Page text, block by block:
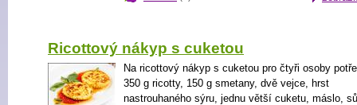
Ricottový nákyp s cuketou
Na ricottový nákyp s cuketou pro čtyři osoby
350 g ricotty, 150 g smetany, dvě vejce, hrst
nastrouhaného sýru, jednu větší cuketu, máslo,